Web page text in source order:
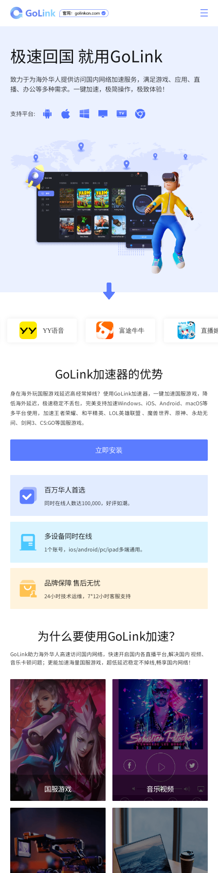
极速回国 就用GoLink
致力于为海外华人提供访问国内网络加速服务，满足游戏、应用、直
播、办公等多种需求。一键加速，极简操作，极致体验！
支持平台:
YY语音 富途牛牛 直播姬
GoLink加速器的优势
身在海外玩国服游戏延迟高经常掉线？使用GoLink加速器，一键加速国服游戏，降
低海外延迟，极速稳定不丢包，完美支持加速Windows、iOS、Android、macOS等
多平台使用，加速王者荣耀、和平精英、LOL英雄联盟 、魔兽世界、原神、永劫无
间、剑网3、CS:GO等国服游戏。
立即安装
百万华人首选
同时在线人数达100,000，好评如潮。
多设备同时在线
1个账号，ios/android/pc/ipad多端通用。
品牌保障 售后无忧
24小时技术运维，7*12小时客服支持
为什么要使用GoLink加速？
GoLink助力海外华人高速访问国内网络，快速开启国内各直播平台,解决国内 视频、
音乐卡顿问题；更能加速海量国服游戏，超低延迟稳定不掉线,畅享国内网络！
国服游戏 音乐视频